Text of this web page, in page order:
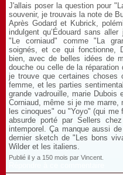
J'allais poser la question pour
souvenir, je trouvais la note de
Après Godard et Kubrick,
indulgent qu’Édouard sans
"Le corniaud" comme "La
soignés, et ce qui fonctionne,
bien, avec de belles idées de
douche ou celle de la
je trouve que certaines
femme, et les parties
grande vadrouille, marie
Corniaud, même si je me marre,
les cinoques" ou "Yoyo" (qui me
absurde porté par Sellers
intemporel. Ça manque aussi
dernier sketch de "Les bons
Wilder et les italiens.
Publié il y a 150 mois par Vincent.